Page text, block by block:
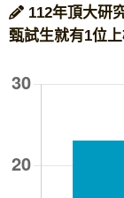
112年頂大研
甄試生就有1位上